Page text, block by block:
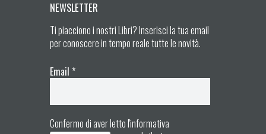
NEWSLETTER
Ti piacciono i nostri Libri? Inserisci la tua email
per conoscere in tempo reale tutte le novità.
Email *
Confermo di aver letto l'informativa